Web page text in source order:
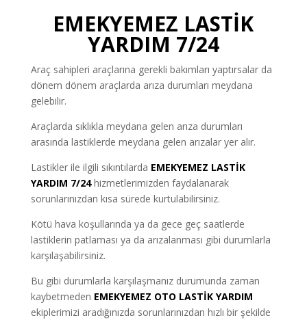
EMEKYEMEZ LASTİK
YARDIM 7/24
Araç sahipleri araçlarına gerekli bakımları yaptırsalar da
dönem dönem araçlarda arıza durumları meydana
gelebilir.
Araçlarda sıklıkla meydana gelen arıza durumları
arasında lastiklerde meydana gelen arızalar yer alır.
Lastikler ile ilgili sıkıntılarda EMEKYEMEZ LASTİK
YARDIM 7/24hizmetlerimizden faydalanarak
sorunlarınızdan kısa sürede kurtulabilirsiniz.
Kötü hava koşullarında ya da gece geç saatlerde
lastiklerin patlaması ya da arızalanması gibi durumlarla
karşılaşabilirsiniz.
Bu gibi durumlarla karşılaşmanız durumunda zaman
kaybetmeden EMEKYEMEZ OTO LASTİK YARDIM
ekiplerimizi aradığınızda sorunlarınızdan hızlı bir şekilde